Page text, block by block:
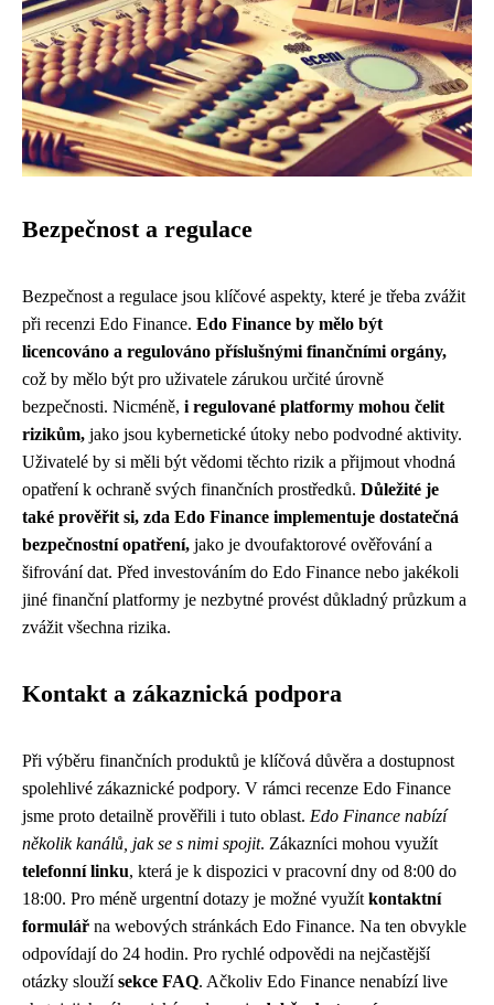
Bezpečnost a regulace
Bezpečnost a regulace jsou klíčové aspekty, které je třeba zvážit
při recenzi Edo Finance. Edo Finance by mělo být
licencováno a regulováno příslušnými finančními orgány,
což by mělo být pro uživatele zárukou určité úrovně
bezpečnosti. Nicméně, i regulované platformy mohou čelit
rizikům, jako jsou kybernetické útoky nebo podvodné aktivity.
Uživatelé by si měli být vědomi těchto rizik a přijmout vhodná
opatření k ochraně svých finančních prostředků. Důležité je
také prověřit si, zda Edo Finance implementuje dostatečná
bezpečnostní opatření, jako je dvoufaktorové ověřování a
šifrování dat. Před investováním do Edo Finance nebo jakékoli
jiné finanční platformy je nezbytné provést důkladný průzkum a
zvážit všechna rizika.
Kontakt a zákaznická podpora
Při výběru finančních produktů je klíčová důvěra a dostupnost
spolehlivé zákaznické podpory. V rámci recenze Edo Finance
jsme proto detailně prověřili i tuto oblast. Edo Finance nabízí
několik kanálů, jak se s nimi spojit. Zákazníci mohou využít
telefonní linku, která je k dispozici v pracovní dny od 8:00 do
18:00. Pro méně urgentní dotazy je možné využít kontaktní
formulář na webových stránkách Edo Finance. Na ten obvykle
odpovídají do 24 hodin. Pro rychlé odpovědi na nejčastější
otázky sloužísekce FAQ. Ačkoliv Edo Finance nenabízí live